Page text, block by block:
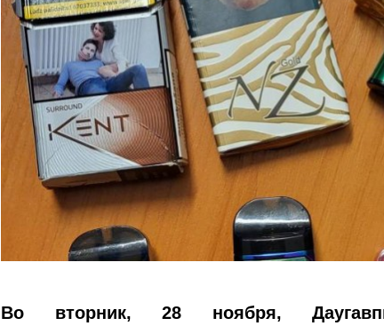
Во вторник, 28 ноября,